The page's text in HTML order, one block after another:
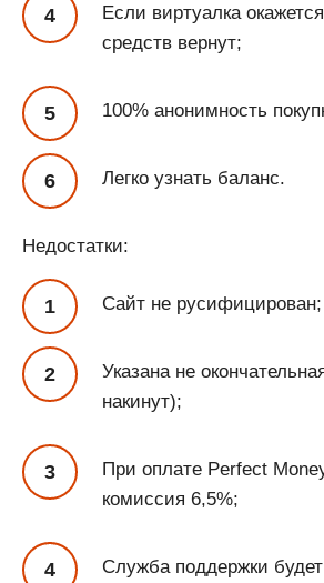
Если виртуалка
средств вернут;
100% анонимность
Легко узнать баланс.
Недостатки:
Сайт не русифицирован;
Указана не
накинут);
При оплате Perfect
комиссия 6,5%;
Служба поддержки